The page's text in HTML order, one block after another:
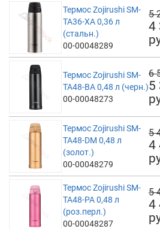
Термос Zojirushi SM-
TA36-XA 0,36 л
(стальн.)
00-00048289
5
4
Термос Zojirushi SM-
TA48-BA 0,48 л (черн.)
00-00048273
6
5
Термос Zojirushi SM-
TA48-DM 0,48 л
(золот.)
00-00048279
5
4
Термос Zojirushi SM-
TA48-PA 0,48 л
(роз.перл.)
00-00048287
5
4